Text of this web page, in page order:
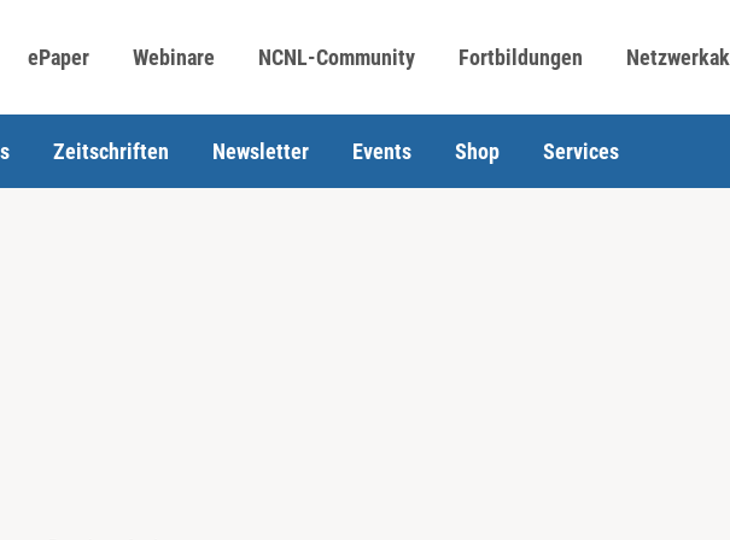
ePaper Webinare NCNL-Community Fortbildungen
Zeitschriften Newsletter Events Shop Services